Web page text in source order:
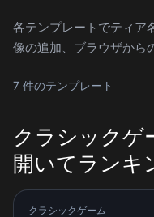
各テンプレートでティア
像の追加、ブラウザから
7 件のテンプレート
クラシックゲ
開いてランキ
クラシックゲーム